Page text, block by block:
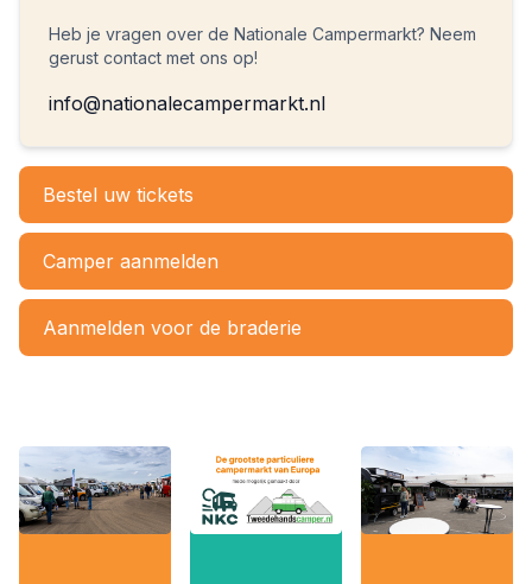
Heb je vragen over de Nationale Campermarkt? Neem
gerust contact met ons op!
info@nationalecampermarkt.nl
Bestel uw tickets
Camper aanmelden
Aanmelden voor de braderie